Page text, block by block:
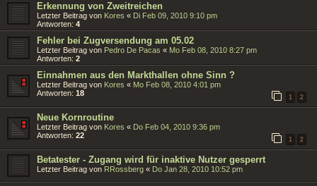
Erkennung von Zweitreichen
Letzter Beitrag von Kores « Di Feb 09, 2010 9:10 pm
Antworten: 4
Fehler bei Zugversendung am 05.02
Letzter Beitrag von Pedro De Pacas « Mo Feb 08, 2010 8:27 pm
Antworten: 2
Einnahmen aus den Markthallen ohne Sinn ?
Letzter Beitrag von Kores « Mo Feb 08, 2010 4:01 pm
Antworten: 18
1 2
Neue Kornroutine
Letzter Beitrag von Kores « Do Feb 04, 2010 9:36 pm
Antworten: 22
1 2
Betatester - Zugang wird für inaktive Nutzer gesperrt
Letzter Beitrag von RRossberg « Do Jan 28, 2010 10:52 pm